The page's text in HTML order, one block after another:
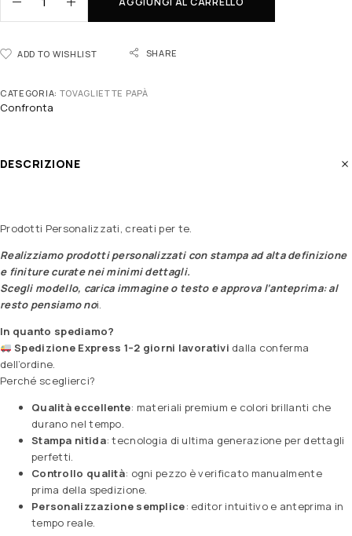
ADD TO WISHLIST SHARE
CATEGORIA: TOVAGLIETTE PAPÀ
Confronta
DESCRIZIONE
Prodotti Personalizzati, creati per te.
Realizziamo prodotti personalizzati con stampa ad alta definizione
e finiture curate nei minimi dettagli.
Scegli modello, carica immagine o testo e approva l’anteprima: al
resto pensiamo noi.
In quanto spediamo?
Spedizione Express 1–2 giorni lavorativi dalla conferma
dell’ordine.
Perché sceglierci?
Qualità eccellente: materiali premium e colori brillanti che
durano nel tempo.
Stampa nitida: tecnologia di ultima generazione per dettagli
perfetti.
Controllo qualità: ogni pezzo è verificato manualmente
prima della spedizione.
Personalizzazione semplice: editor intuitivo e anteprima in
tempo reale.